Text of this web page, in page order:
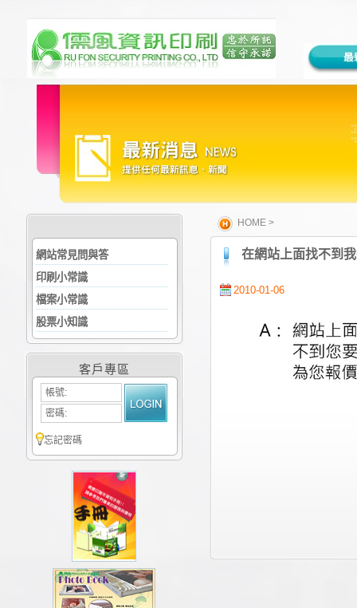
網站常見問與答
印刷小常識
檔案小常識
股票小知識
客戶專區
帳號:
密碼:
忘記密碼
HOME >
在網站上面找不到
2010-01-06